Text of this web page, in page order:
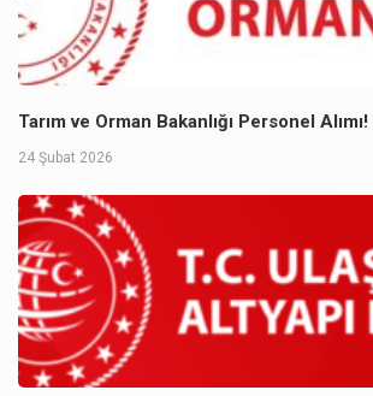
Tarım ve Orman Bakanlığı Personel Alımı!
24 Şubat 2026